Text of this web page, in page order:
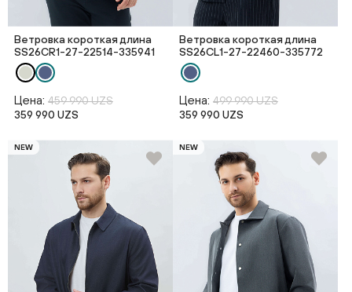
Ветровка короткая длина
SS26CR1-27-22514-335941
Цена: 459 990 UZS
359 990 UZS
Ветровка короткая длина
SS26CL1-27-22460-335772
Цена: 499 990 UZS
359 990 UZS
NEW NEW